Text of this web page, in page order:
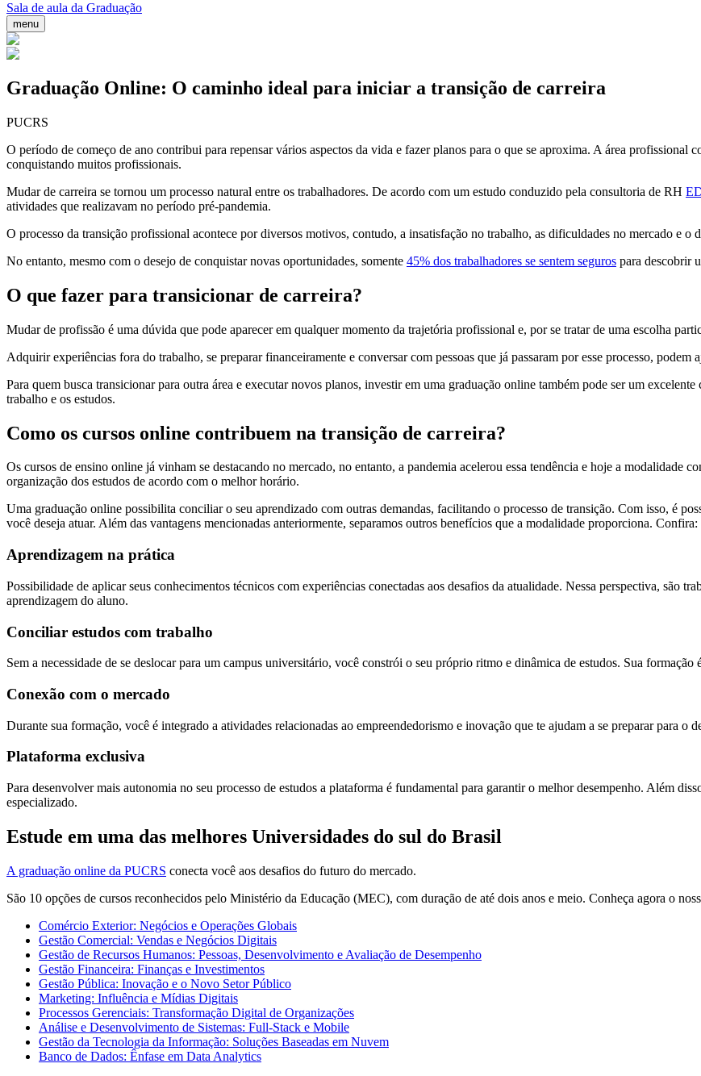
Sala de aula da Graduação
menu
Graduação Online: O caminho ideal para iniciar a transição de carreira
PUCRS
O período de começo de ano contribui para repensar vários aspectos da vida e fazer planos para o que se aproxima. A área profissional
conquistando muitos profissionais.
Mudar de carreira se tornou um processo natural entre os trabalhadores. De acordo com um estudo conduzido pela consultoria de RH
atividades que realizavam no período pré-pandemia.
O processo da transição profissional acontece por diversos motivos, contudo, a insatisfação no trabalho, as dificuldades no mercado e o
No entanto, mesmo com o desejo de conquistar novas oportunidades, somente 45% dos trabalhadores se sentem seguros para descobrir
O que fazer para transicionar de carreira?
Mudar de profissão é uma dúvida que pode aparecer em qualquer momento da trajetória profissional e, por se tratar de uma escolha
Adquirir experiências fora do trabalho, se preparar financeiramente e conversar com pessoas que já passaram por esse processo, podem
Para quem busca transicionar para outra área e executar novos planos, investir em uma graduação online também pode ser um
trabalho e os estudos.
Como os cursos online contribuem na transição de carreira?
Os cursos de ensino online já vinham se destacando no mercado, no entanto, a pandemia acelerou essa tendência e hoje a modalidade
organização dos estudos de acordo com o melhor horário.
Uma graduação online possibilita conciliar o seu aprendizado com outras demandas, facilitando o processo de transição. Com isso, é
você deseja atuar. Além das vantagens mencionadas anteriormente, separamos outros benefícios que a modalidade proporciona. Confira:
Aprendizagem na prática
Possibilidade de aplicar seus conhecimentos técnicos com experiências conectadas aos desafios da atualidade. Nessa perspectiva, são
aprendizagem do aluno.
Conciliar estudos com trabalho
Sem a necessidade de se deslocar para um campus universitário, você constrói o seu próprio ritmo e dinâmica de estudos. Sua formação
Conexão com o mercado
Durante sua formação, você é integrado a atividades relacionadas ao empreendedorismo e inovação que te ajudam a se preparar para o
Plataforma exclusiva
Para desenvolver mais autonomia no seu processo de estudos a plataforma é fundamental para garantir o melhor desempenho. Além
especializado.
Estude em uma das melhores Universidades do sul do Brasil
A graduação online da PUCRS conecta você aos desafios do futuro do mercado.
São 10 opções de cursos reconhecidos pelo Ministério da Educação (MEC), com duração de até dois anos e meio. Conheça agora o
Comércio Exterior: Negócios e Operações Globais
Gestão Comercial: Vendas e Negócios Digitais
Gestão de Recursos Humanos: Pessoas, Desenvolvimento e Avaliação de Desempenho
Gestão Financeira: Finanças e Investimentos
Gestão Pública: Inovação e o Novo Setor Público
Marketing: Influência e Mídias Digitais
Processos Gerenciais: Transformação Digital de Organizações
Análise e Desenvolvimento de Sistemas: Full-Stack e Mobile
Gestão da Tecnologia da Informação: Soluções Baseadas em Nuvem
Banco de Dados: Ênfase em Data Analytics